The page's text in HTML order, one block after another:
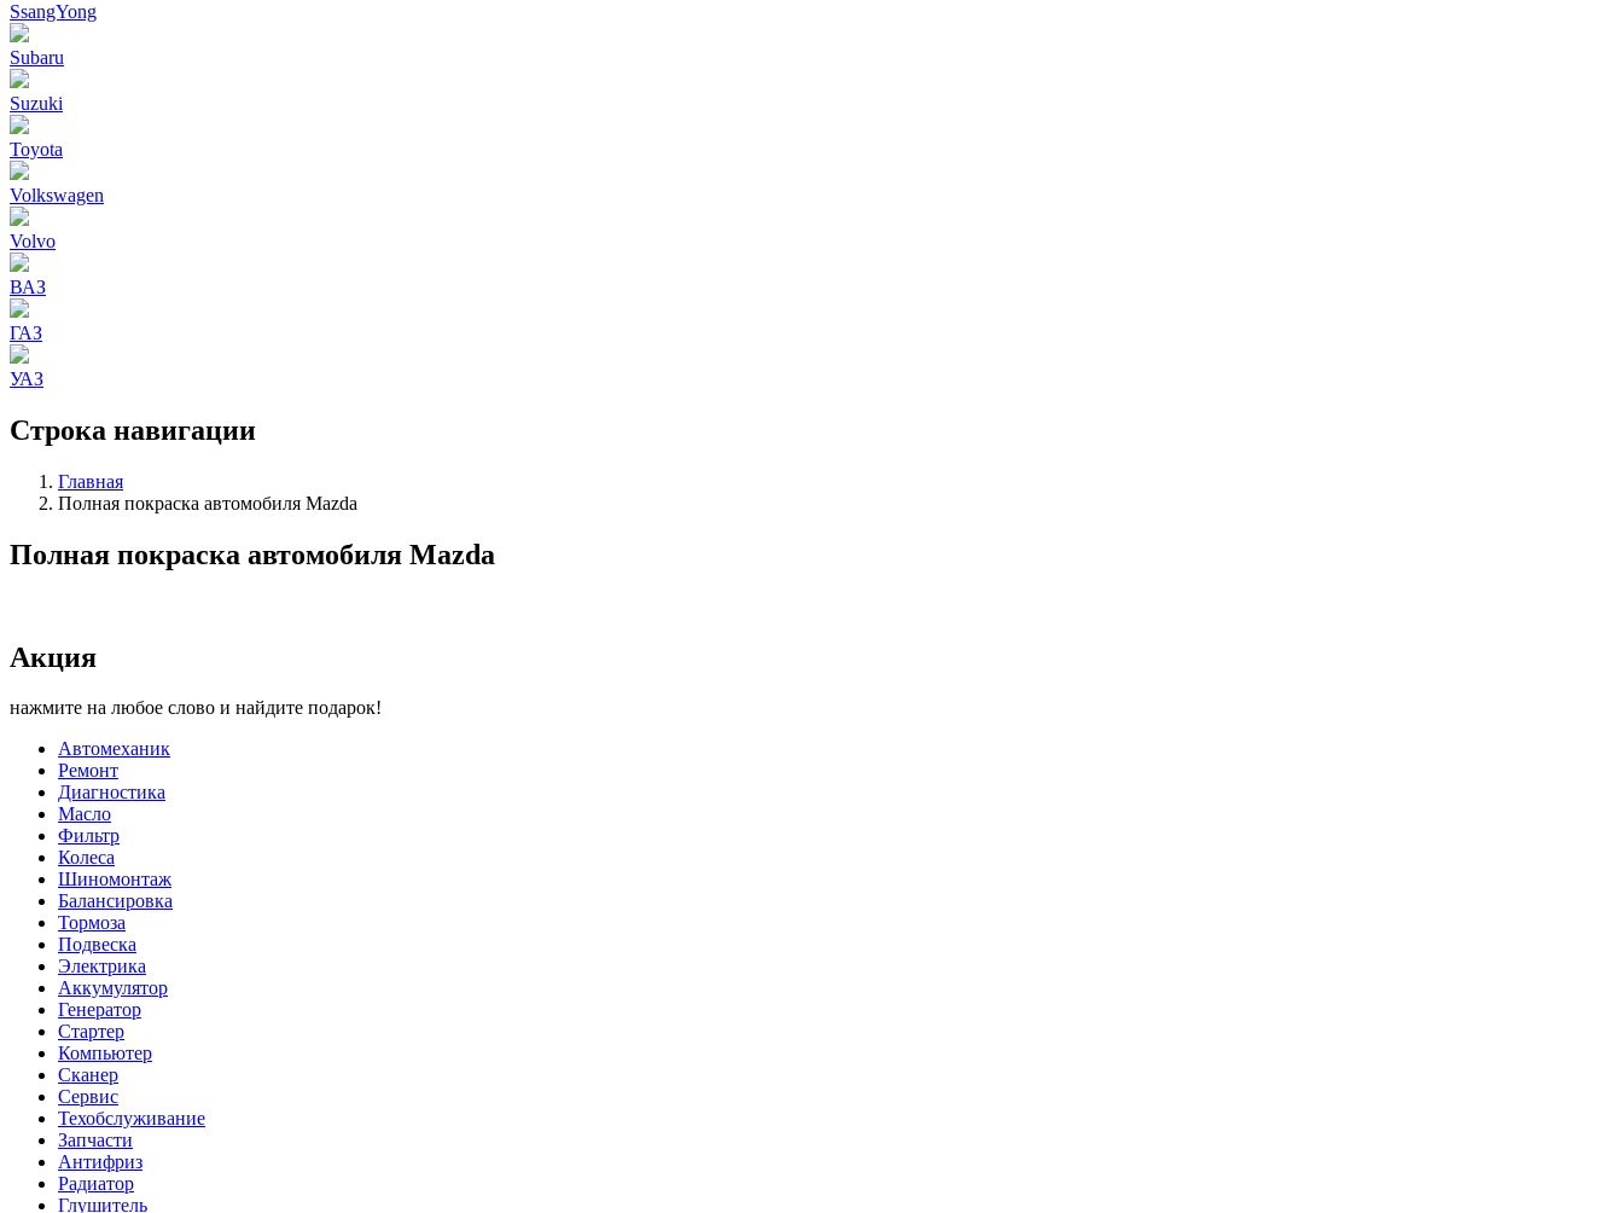
SsangYong
Subaru
Suzuki
Toyota
Volkswagen
Volvo
ВАЗ
ГАЗ
УАЗ
Строка навигации
Главная
Полная покраска автомобиля Mazda
Полная покраска автомобиля Mazda
Акция
нажмите на любое слово и найдите подарок!
Автомеханик
Ремонт
Диагностика
Масло
Фильтр
Колеса
Шиномонтаж
Балансировка
Тормоза
Подвеска
Электрика
Аккумулятор
Генератор
Стартер
Компьютер
Сканер
Сервис
Техобслуживание
Запчасти
Антифриз
Радиатор
Глушитель